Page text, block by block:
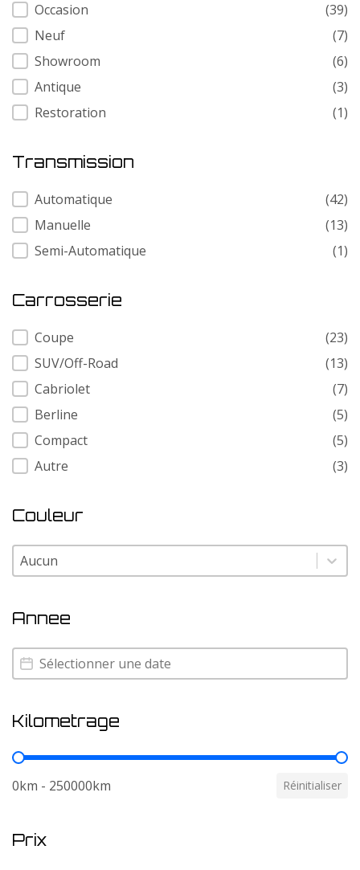
Condition
Occasion
(39)
Neuf
(7)
Showroom
(6)
Antique
(3)
Restoration
(1)
Transmission
Transmission
Automatique
(42)
Manuelle
(13)
Semi-Automatique
(1)
Carrosserie
Carrosserie
Coupe
(23)
SUV/Off-Road
(13)
Cabriolet
(7)
Berline
(5)
Compact
(5)
Autre
(3)
Couleur
Couleur
Couleur
Annee
Annee
Annee
Kilometrage
Kilometrage
0km - 250000km Réinitialiser
Prix